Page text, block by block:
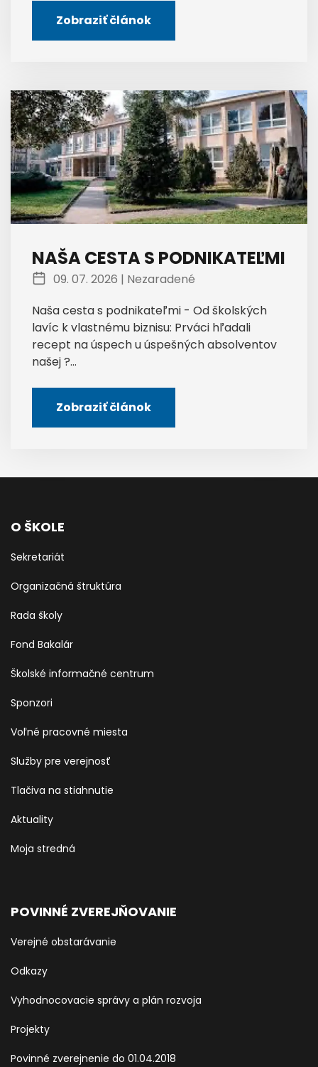
Zobraziť článok
NAŠA CESTA S PODNIKATEĽMI
09. 07. 2026 | Nezaradené
Naša cesta s podnikateľmi - Od školských
lavíc k vlastnému biznisu: Prváci hľadali
recept na úspech u úspešných absolventov
našej ?...
Zobraziť článok
O ŠKOLE
Sekretariát
Organizačná štruktúra
Rada školy
Fond Bakalár
Školské informačné centrum
Sponzori
Voľné pracovné miesta
Služby pre verejnosť
Tlačiva na stiahnutie
Aktuality
Moja stredná
POVINNÉ ZVEREJŇOVANIE
Verejné obstarávanie
Odkazy
Vyhodnocovacie správy a plán rozvoja
Projekty
Povinné zverejnenie do 01.04.2018